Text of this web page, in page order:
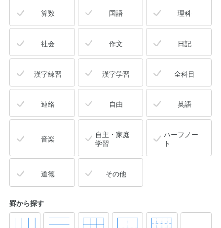
算数 国語 理科
社会 作文 日記
漢字練習 漢字学習 全科目
連絡 自由 英語
音楽
自主・家庭
学習
ハーフノー
ト
道徳 その他
罫から探す